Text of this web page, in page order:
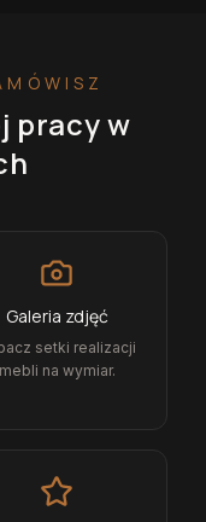
pracyw
Galeria zdjęć
setki realizacji
mebli na wymiar.